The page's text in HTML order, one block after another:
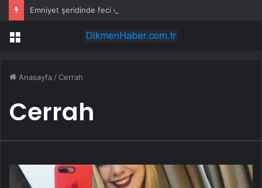
Menü
Anasayfa / Cerrah
Cerrah